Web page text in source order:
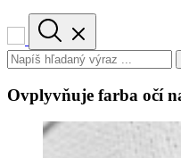
Ovplyvňuje farba očí